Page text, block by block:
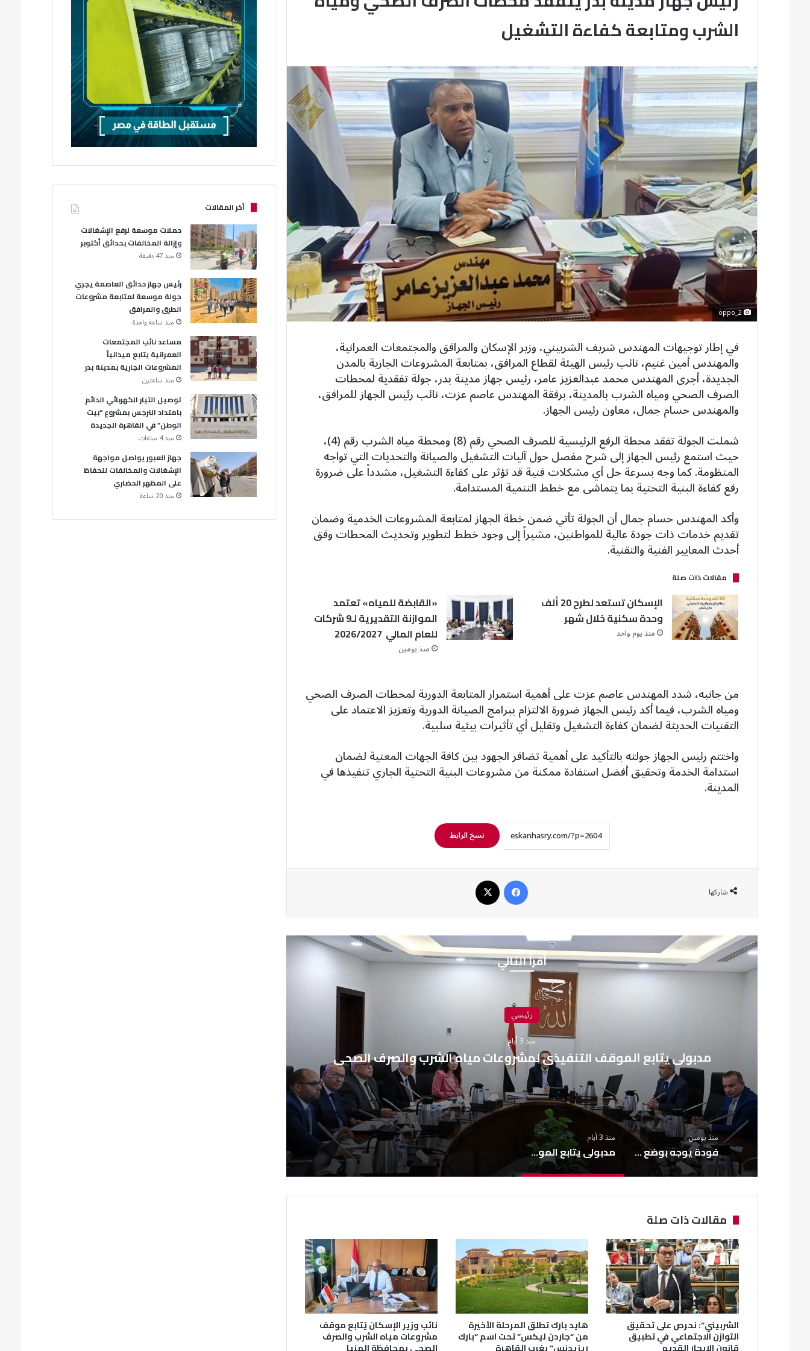
الشرب ومتابعة كفاءة التشغيل
oppo_2
في إطار توجيهات المهندس شريف الشربيني، وزير الإسكان والمرافق والمجتمعات العمرانية،
والمهندس أمين غنيم، نائب رئيس الهيئة لقطاع المرافق، بمتابعة المشروعات الجارية بالمدن
الجديدة، أجرى المهندس محمد عبدالعزيز عامر، رئيس جهاز مدينة بدر، جولة تفقدية لمحطات
الصرف الصحي ومياه الشرب بالمدينة، برفقة المهندس عاصم عزت، نائب رئيس الجهاز للمرافق،
والمهندس حسام جمال، معاون رئيس الجهاز.
شملت الجولة تفقد محطة الرفع الرئيسية للصرف الصحي رقم (8) ومحطة مياه الشرب رقم (4)،
حيث استمع رئيس الجهاز إلى شرح مفصل حول آليات التشغيل والصيانة والتحديات التي تواجه
المنظومة. كما وجه بسرعة حل أي مشكلات فنية قد تؤثر على كفاءة التشغيل، مشدداً على ضرورة
رفع كفاءة البنية التحتية بما يتماشى مع خطط التنمية المستدامة.
وأكد المهندس حسام جمال أن الجولة تأتي ضمن خطة الجهاز لمتابعة المشروعات الخدمية وضمان
تقديم خدمات ذات جودة عالية للمواطنين، مشيراً إلى وجود خطط لتطوير وتحديث المحطات وفق
أحدث المعايير الفنية والتقنية.
مقالات ذات صلة
الإسكان تستعد لطرح 20 ألف
وحدة سكنية خلال شهر
منذ يوم واحد
«القابضة للمياه» تعتمد
الموازنة التقديرية لـ9 شركات
للعام المالي 2026/2027
منذ يومين
من جانبه، شدد المهندس عاصم عزت على أهمية استمرار المتابعة الدورية لمحطات الصرف الصحي
ومياه الشرب، فيما أكد رئيس الجهاز ضرورة الالتزام ببرامج الصيانة الدورية وتعزيز الاعتماد على
التقنيات الحديثة لضمان كفاءة التشغيل وتقليل أي تأثيرات بيئية سلبية.
واختتم رئيس الجهاز جولته بالتأكيد على أهمية تضافر الجهود بين كافة الجهات المعنية لضمان
استدامة الخدمة وتحقيق أفضل استفادة ممكنة من مشروعات البنية التحتية الجاري تنفيذها في
المدينة.
نسخ الرابط
شاركها
أقرأ التالي
رئيسي
منذ 3 أيام
مدبولي يتابع الموقف التنفيذي لمشروعات مياه الشرب والصرف الصحي
منذ يومين
فودة يوجه بوضع حلول عاجلة لمشكلات الصرف الصحي بشبرا الخيمة
منذ 3 أيام
مدبولي يتابع الموقف التنفيذي لمشروعات مياه الشرب والصرف الصحي
مقالات ذات صلة
الشربيني”: نحرص على تحقيق
التوازن الاجتماعي في تطبيق
هايد بارك تطلق المرحلة الأخيرة
من “جاردن ليكس” تحت اسم “بارك
نائب وزير الإسكان يُتابع موقف
مشروعات مياه الشرب والصرف
أخر المقالات
حملات موسعة لرفع الإشغالات
وإزالة المخالفات بحدائق أكتوبر
منذ 47 دقيقة
رئيس جهاز حدائق العاصمة يجري
جولة موسعة لمتابعة مشروعات
الطرق والمرافق
منذ ساعة واحدة
مساعد نائب المجتمعات
العمرانية يتابع ميدانياً
المشروعات الجارية بمدينة بدر
منذ ساعتين
توصيل التيار الكهربائي الدائم
بامتداد النرجس بمشروع “بيت
الوطن” في القاهرة الجديدة
منذ 4 ساعات
جهاز العبور يواصل مواجهة
الإشغالات والمخالفات للحفاظ
على المظهر الحضاري
منذ 20 ساعة